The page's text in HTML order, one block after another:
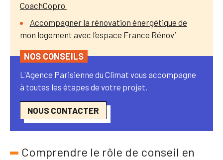
CoachCopro
Accompagner la rénovation énergétique de
mon logement avec l’espace France Rénov’
NOS CONSEILS
L'Agence Parisienne du Climat vous accompagne
à toutes les étapes de votre projet.
NOUS CONTACTER
Comprendre le rôle de conseil en